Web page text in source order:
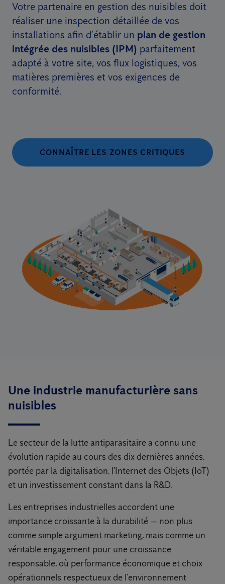
Votre partenaire en gestion des nuisibles doit
réaliser une inspection détaillée de vos
installations afin d’établir un plan de gestion
intégrée des nuisibles (IPM) parfaitement
adapté à votre site, vos flux logistiques, vos
matières premières et vos exigences de
conformité.
CONNAÎTRE LES ZONES CRITIQUES
Une industrie manufacturière sans
nuisibles
Le secteur de la lutte antiparasitaire a connu une
évolution rapide au cours des dix dernières années,
portée par la digitalisation, l’Internet des Objets (IoT)
et un investissement constant dans la R&D.
Les entreprises industrielles accordent une
importance croissante à la durabilité — non plus
comme simple argument marketing, mais comme un
véritable engagement pour une croissance
responsable, où performance économique et choix
opérationnels respectueux de l’environnement